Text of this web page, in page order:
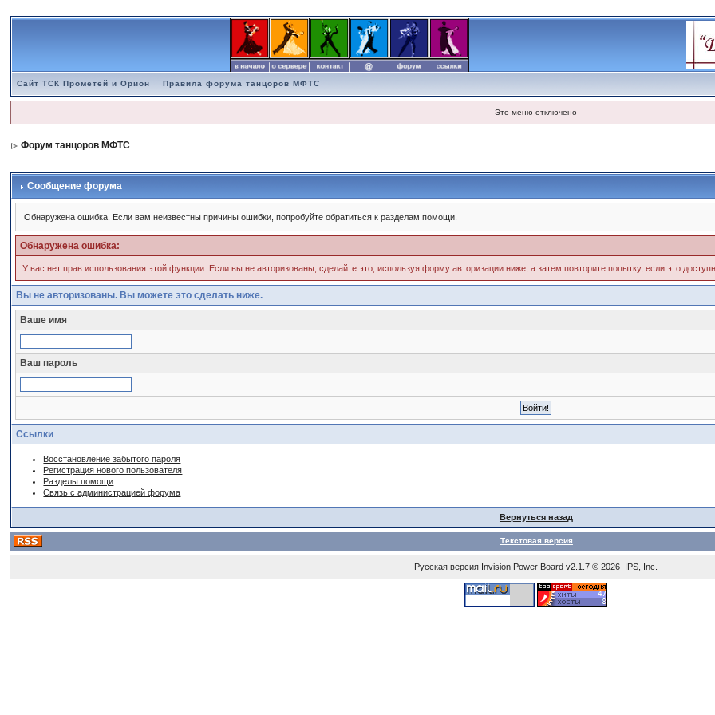
Сайт ТСК Прометей и Орион Правила форума танцоров МФТС
Это меню отключено
Форум танцоров МФТС
Сообщение форума
Обнаружена ошибка. Если вам неизвестны причины ошибки, попробуйте обратиться к разделам помощи.
Обнаружена ошибка:
У вас нет прав использования этой функции. Если вы не авторизованы, сделайте это, используя форму авторизации ниже, а затем повторите попытку, если это
Вы не авторизованы. Вы можете это сделать ниже.
Ваше имя
Ваш пароль
Ссылки
Восстановление забытого пароля
Регистрация нового пользователя
Разделы помощи
Связь с администрацией форума
Вернуться назад
Текстовая версия
Русская версия Invision Power Board v2.1.7 © 2026 IPS, Inc.